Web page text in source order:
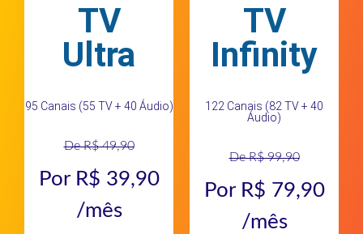
TV
Ultra
95 Canais (55 TV + 40 Áudio)
De R$ 49,90
Por R$ 39,90
/mês
TV
Infinity
122 Canais (82 TV + 40
Áudio)
De R$ 99,90
Por R$ 79,90
/mês